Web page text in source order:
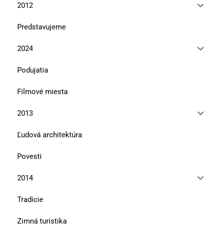
2012
Predstavujeme
2024
Podujatia
Filmové miesta
2013
Ľudová architektúra
Povesti
2014
Tradície
Zimná turistika